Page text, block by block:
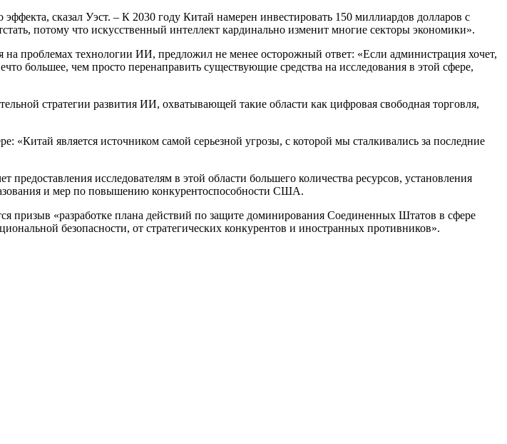
сказал Уэст. – К 2030 году Китай намерен инвестировать 150 миллиардов долларов с
потому что искусственный интеллект кардинально изменит многие секторы экономики».
проблемах технологии ИИ, предложил не менее осторожный ответ: «Если администрация хочет,
большее, чем просто перенаправить существующие средства на исследования в этой сфере,
стратегии развития ИИ, охватывающей такие области как цифровая свободная торговля,
является источником самой серьезной угрозы, с которой мы сталкивались за последние
исследователям в этой области большего количества ресурсов, установления
и мер по повышению конкурентоспособности США.
«разработке плана действий по защите доминирования Соединенных Штатов в сфере
безопасности, от стратегических конкурентов и иностранных противников».